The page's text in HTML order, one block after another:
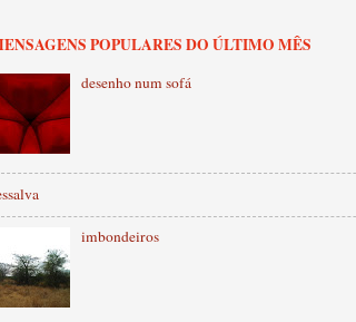
POPULARES DO ÚLTIMO MÊS
desenho num sofá
imbondeiros